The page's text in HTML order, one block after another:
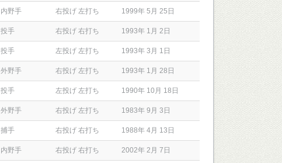
内野手 右投げ 左打ち 1999年 5月 25日
投手 右投げ 右打ち 1993年 1月 2日
投手 左投げ 左打ち 1993年 3月 1日
外野手 右投げ 左打ち 1993年 1月 28日
投手 左投げ 左打ち 1990年 10月 18日
外野手 右投げ 左打ち 1983年 9月 3日
捕手 右投げ 右打ち 1988年 4月 13日
内野手 右投げ 右打ち 2002年 2月 7日